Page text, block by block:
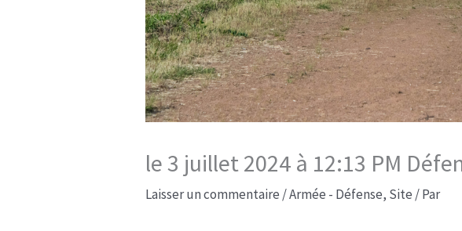
le 3 juillet 2024 à 12:13 PM
Laisser un commentaire /Armée - Défense, Site / Par